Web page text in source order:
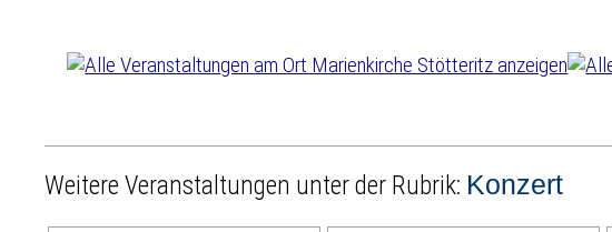
Weitere Veranstaltungen unter der Rubrik: Konzert